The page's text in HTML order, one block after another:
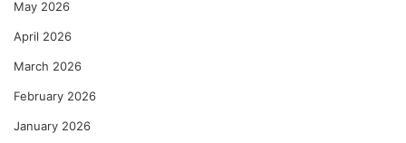
May 2026
April 2026
March 2026
February 2026
January 2026